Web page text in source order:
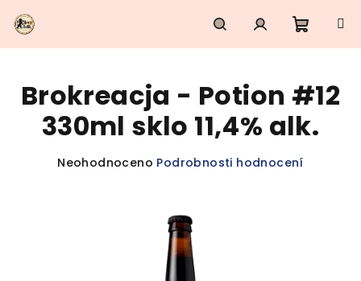
na
obsah
HledatPřihlášení
košík
Brokreacja - Potion #12
330ml sklo 11,4% alk.
Průměrné
Neohodnoceno Podrobnosti hodnocení